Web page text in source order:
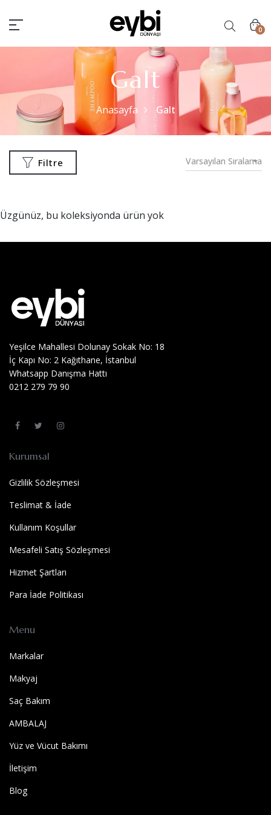
0
Galt
Anasayfa Galt
Filtre Varsayılan Sıralama
Üzgünüz, bu koleksiyonda ürün yok
Yeşilce Mahallesi Dolunay Sokak No: 18
İç Kapı No: 2 Kağıthane, İstanbul
Whatsapp Danışma Hattı
0212 279 79 90
Kurumsal
Gizlilik Sözleşmesi
Teslimat & İade
Kullanım Koşullar
Mesafeli Satış Sözleşmesi
Hizmet Şartları
Para İade Politikası
Menu
Markalar
Makyaj
Saç Bakım
AMBALAJ
Yüz ve Vücut Bakımı
İletişim
Blog